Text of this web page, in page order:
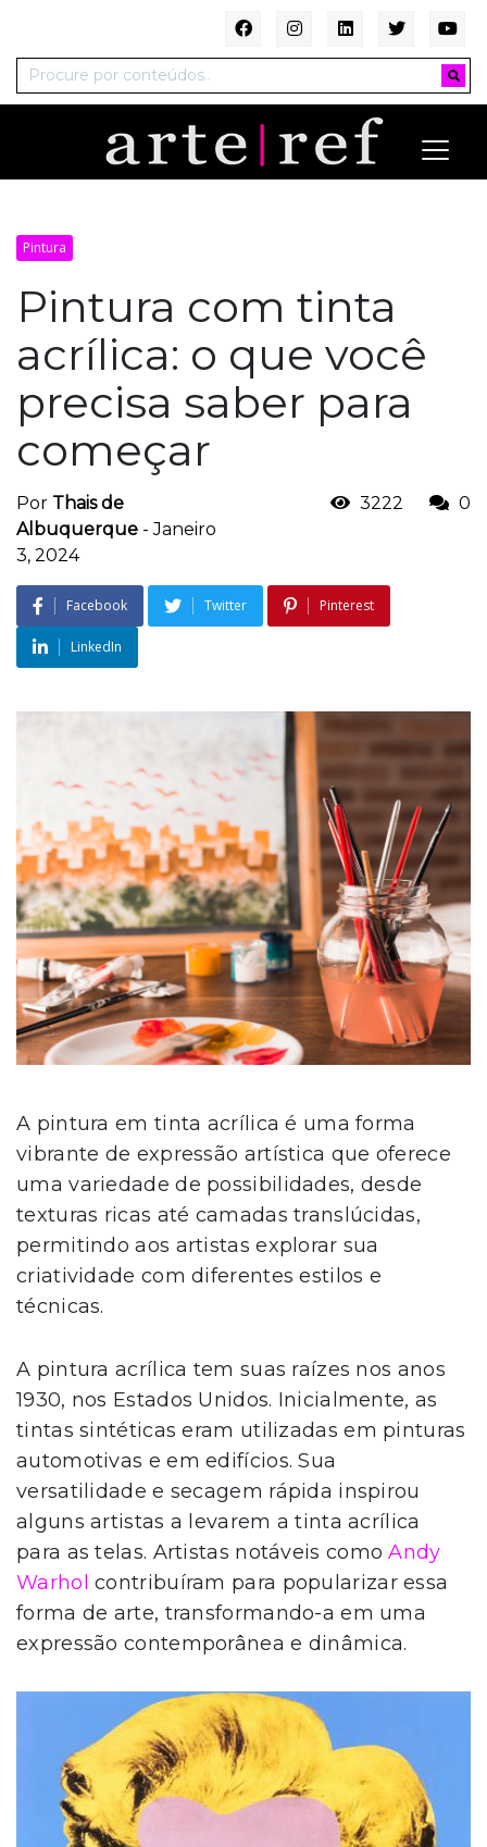
Pintura
Pintura com tinta
acrílica: o que você
precisa saber para
começar
Por Thais de
Albuquerque -Janeiro
3, 2024
3222 0
Facebook Twitter Pinterest
LinkedIn
A pintura em tinta acrílica é uma forma
vibrante de expressão artística que oferece
uma variedade de possibilidades, desde
texturas ricas até camadas translúcidas,
permitindo aos artistas explorar sua
criatividade com diferentes estilos e
técnicas.
A pintura acrílica tem suas raízes nos anos
1930, nos Estados Unidos. Inicialmente, as
tintas sintéticas eram utilizadas em pinturas
automotivas e em edifícios. Sua
versatilidade e secagem rápida inspirou
alguns artistas a levarem a tinta acrílica
para as telas. Artistas notáveis comoAndy
Warhol contribuíram para popularizar essa
forma de arte, transformando-a em uma
expressão contemporânea e dinâmica.